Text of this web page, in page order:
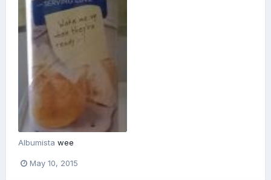
Albumista wee
May 10, 2015